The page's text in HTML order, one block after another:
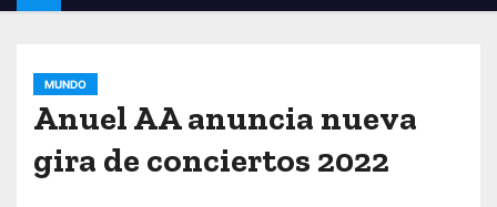
MUNDO
Anuel AA anuncia nueva
gira de conciertos 2022